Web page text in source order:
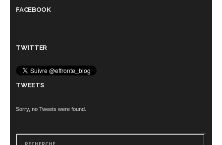
FACEBOOK
TWITTER
TWEETS
Sorry, no Tweets were found.